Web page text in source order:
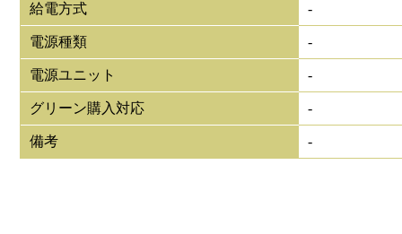
給電方式 -
電源種類 -
電源ユニット -
グリーン購入対応 -
備考 -